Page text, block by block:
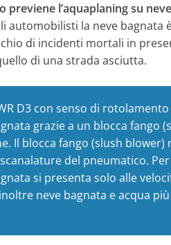
previene l’aquaplaning su
automobilisti la neve bagnata
di incidenti mortali in
di una strada asciutta.
D3 con senso di
grazie a un blocca fango
Il blocca fango (slush
del pneumatico.
si presenta solo alle
neve bagnata e acqua